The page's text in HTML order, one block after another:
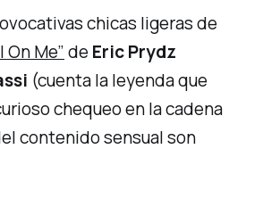
chicas ligeras de
On Me”de Eric Prydz
(cuenta la leyenda que
chequeo en la cadena
contenido sensual son